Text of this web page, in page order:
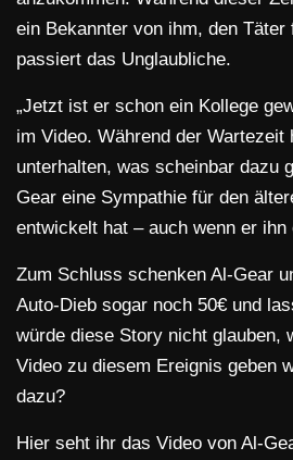
ein Bekannter von ihm, den Täter
passiert das Unglaubliche.
„Jetzt ist er schon ein Kollege
im Video. Während der Wartezeit
unterhalten, was scheinbar dazu
Gear eine Sympathie für den
entwickelt hat – auch wenn er ihn
Zum Schluss schenken Al-Gear
Auto-Dieb sogar noch 50€ und
würde diese Story nicht glauben,
Video zu diesem Ereignis geben
dazu?
Hier seht ihr das Video von Al-